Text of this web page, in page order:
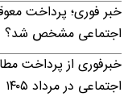
خبر فوری؛ پرداخت
اجتماعی مشخص شد؟
خبرفوری از پرداخت
اجتماعی در مرداد ۱۴۰۵